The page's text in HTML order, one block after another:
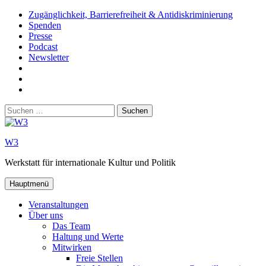
Zum
Inhalt
springen
Zugänglichkeit, Barrierefreiheit & Antidiskriminierung
Spenden
Presse
Podcast
Newsletter
Youtube
Suchen
nach:
W3
Werkstatt für internationale Kultur und Politik
Hauptmenü
Veranstaltungen
Über uns
Das Team
Haltung und Werte
Mitwirken
Freie Stellen